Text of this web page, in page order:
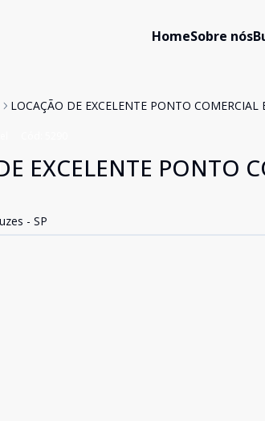
HomeSobre nós
LOCAÇÃO DE EXCELENTE PONTO COMERCIAL
EXCELENTE PONTO
- SP